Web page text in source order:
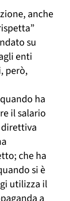
anche
su
enti
però,
ha
il salario
che ha
si è
utilizza il